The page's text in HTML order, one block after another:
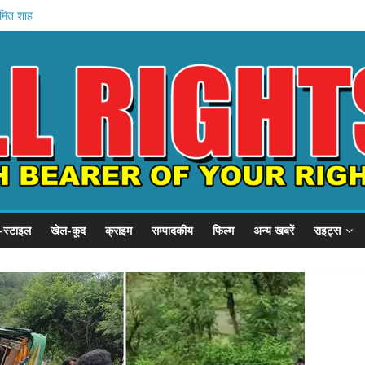
शाह
मंत्रालय
रोका
खेल-कूद क्राइम सम्पादकीय फिल्म अन्य खबरें राइट्स